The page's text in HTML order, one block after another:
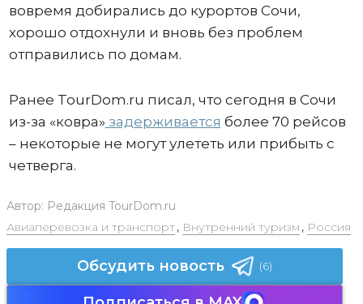
вовремя добирались до курортов Сочи,
хорошо отдохнули и вновь без проблем
отправились по домам.
Ранее TourDom.ru писал, что сегодня в Сочи
из-за «ковра» задерживается более 70 рейсов
– некоторые не могут улететь или прибыть с
четверга.
Автор: Редакция TourDom.ru
Авиаперевозка и транспорт, Внутренний туризм , Россия
Обсудить новость (6)